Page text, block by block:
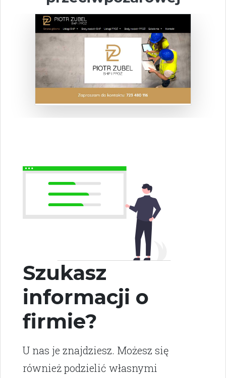
Szukasz
informacji o
firmie?
U nas je znajdziesz. Możesz się
również podzielić własnymi